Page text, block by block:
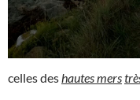
celles deshautes mers